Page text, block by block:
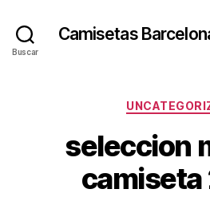
Buscar
Camisetas
seleccion
camiseta